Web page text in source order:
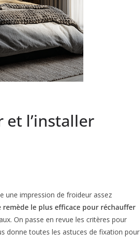
l’installer
une impression de froideur assez
le plus efficace pour réchauffer
On passe en revue les critères pour
donne toutes les astuces de fixation pour